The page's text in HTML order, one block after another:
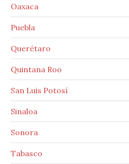
Oaxaca
Puebla
Querétaro
Quintana Roo
San Luis Potosí
Sinaloa
Sonora
Tabasco